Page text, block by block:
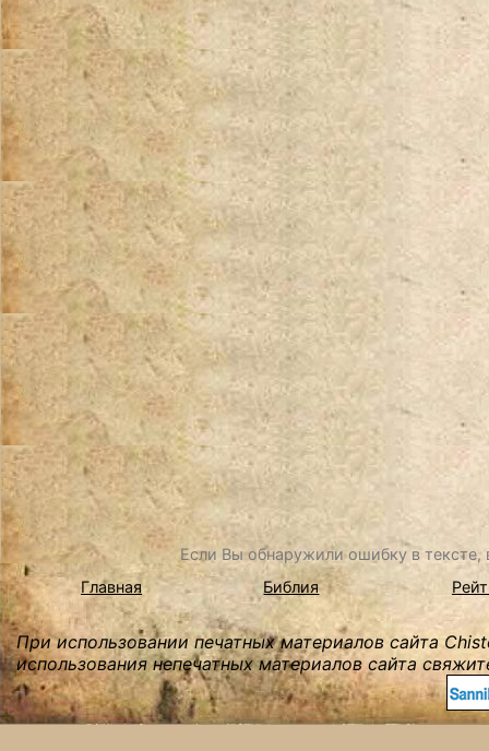
Если Вы обнаружили ошибку в
Главная
Библия
При использовании печатных материалов сайта
использования непечатных материалов сайта